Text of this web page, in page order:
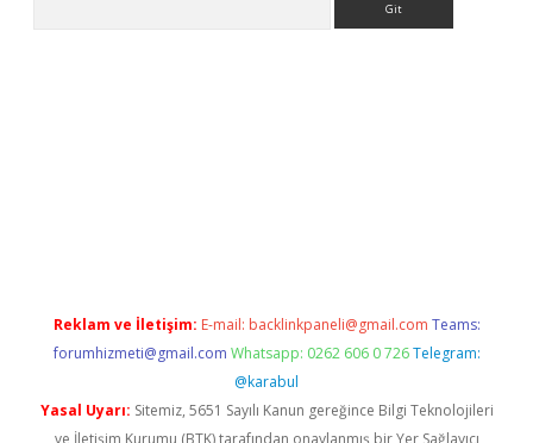
Reklam ve İletişim: E-mail: backlinkpaneli@gmail.com Teams:
forumhizmeti@gmail.com Whatsapp: 0262 606 0 726 Telegram:
@karabul
Yasal Uyarı: Sitemiz, 5651 Sayılı Kanun gereğince Bilgi Teknolojileri
ve İletişim Kurumu (BTK) tarafından onaylanmış bir Yer Sağlayıcı